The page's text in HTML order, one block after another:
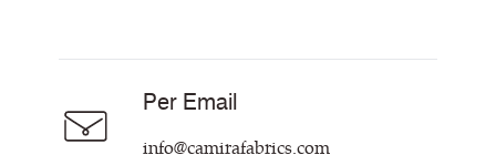
Unsere Richtlinien
Hilfe & Kontakt
Per Email
info@camirafabrics.com